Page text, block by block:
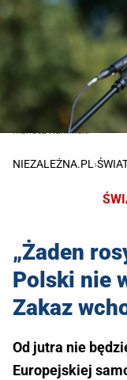
Mariusz Kamiński
NIEZALEŻNA.PL ›
„Żaden
Polski nie
Zakaz
Od jutra nie
Europejskiej